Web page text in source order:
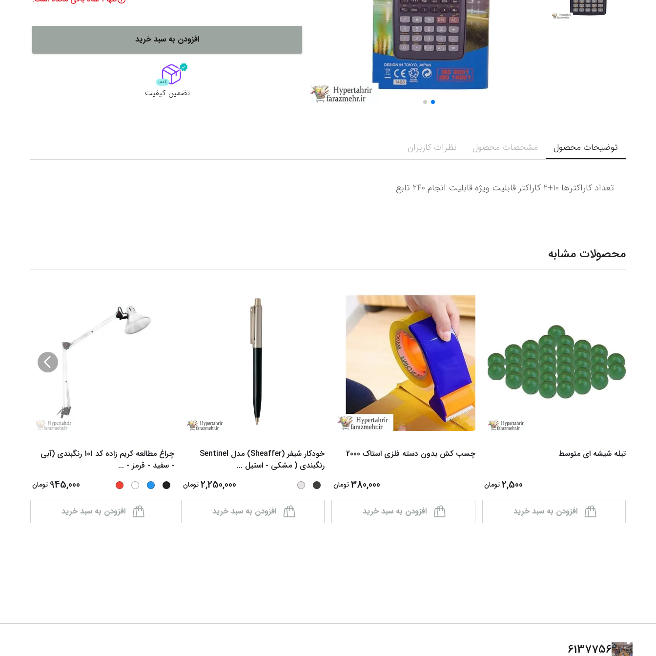
افزودن به سبد خرید
تضمین کیفیت
توضیحات محصول مشخصات محصول نظرات کاربران
تعداد کاراکترها 10+2 کاراکتر قابلیت ویژه قابلیت انجام 240 تابع
محصولات مشابه
تیله شیشه ای متوسط
2,500 تومان
افزودن به سبد خرید
چسب کش بدون دسته فلزی استاک 2000
380,000تومان
افزودن به سبد خرید
خودکار شیفر (Sheaffer) مدل Sentinel
رنگبندی ( مشکی - استیل ...
2,250,000 تومان
افزودن به سبد خرید
چراغ مطالعه کریم زاده کد 101 رنگبندی (آبی
- سفید - قرمز - ...
945,000 تومان
افزودن به سبد خرید
6137756